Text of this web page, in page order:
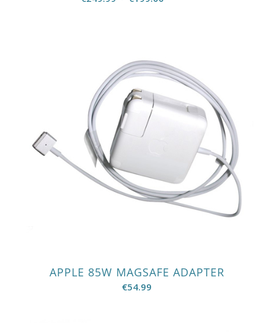
APPLE 85W MAGSAFE ADAPTER
€54.99